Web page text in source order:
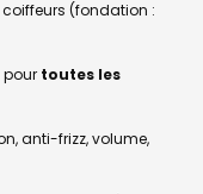
(fondation :
pour toutes les
anti-frizz, volume,